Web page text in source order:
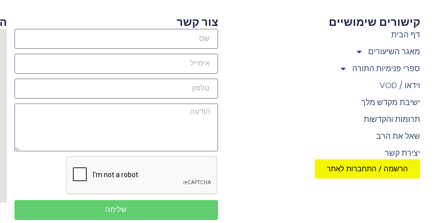
קישורים שימושיים
דף הבית
מאגר השיעורים
ספרי פנימיות התורה
וידאו / VOD
ישיבת מקדש מלך
תרומות והקדשות
שאל את הרב
יצירת קשר
הרשמה / התחברות לאתר
צור קשר
שליחה